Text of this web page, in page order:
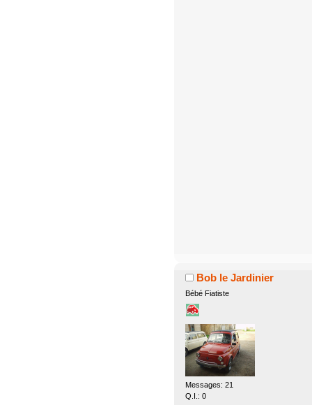
Bob le Jardinier
Bébé Fiatiste
Messages: 21
Q.I.: 0